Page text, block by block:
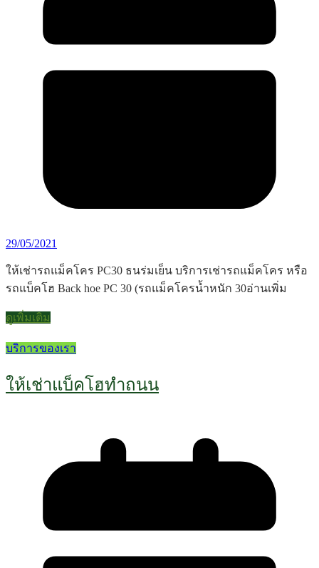
29/05/2021
ให้เช่ารถแม็คโคร PC30 ธนร่มเย็น บริการเช่ารถแม็คโคร หรือ
รถแบ็คโฮ Back hoe PC 30 (รถแม็คโครน้ำหนัก 30อ่านเพิ่ม
ดูเพิ่มเติม
บริการของเรา
ให้เช่าแบ็คโฮทำถนน